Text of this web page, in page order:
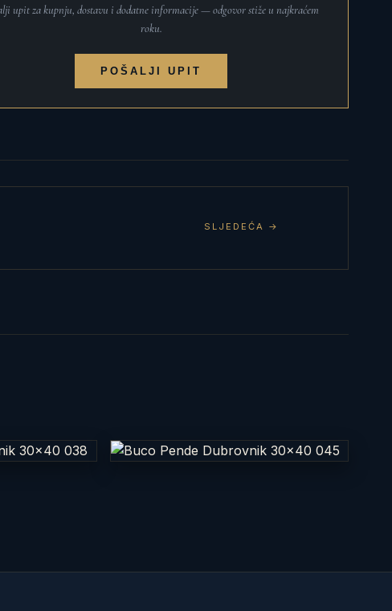
upit za kupnju, dostavu i dodatne informacije — odgovor stiže u najkraćem
roku.
POŠALJI UPIT
SLJEDEĆA →